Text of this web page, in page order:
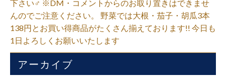
下さい‍♂️ ※DM・コメントからのお取り置きはできませ
んのでご注意ください。 野菜では大根・茄子・胡瓜3本
138円とお買い得商品がたくさん揃えております!! 今日も
1日よろしくお願いいたします
アーカイブ